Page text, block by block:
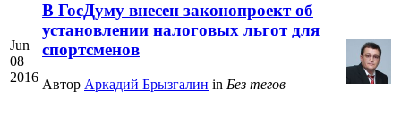
Jun
08
2016
В ГосДуму внесен законопроект об
установлении налоговых льгот для
спортсменов
Автор Аркадий Брызгалин in Без тегов